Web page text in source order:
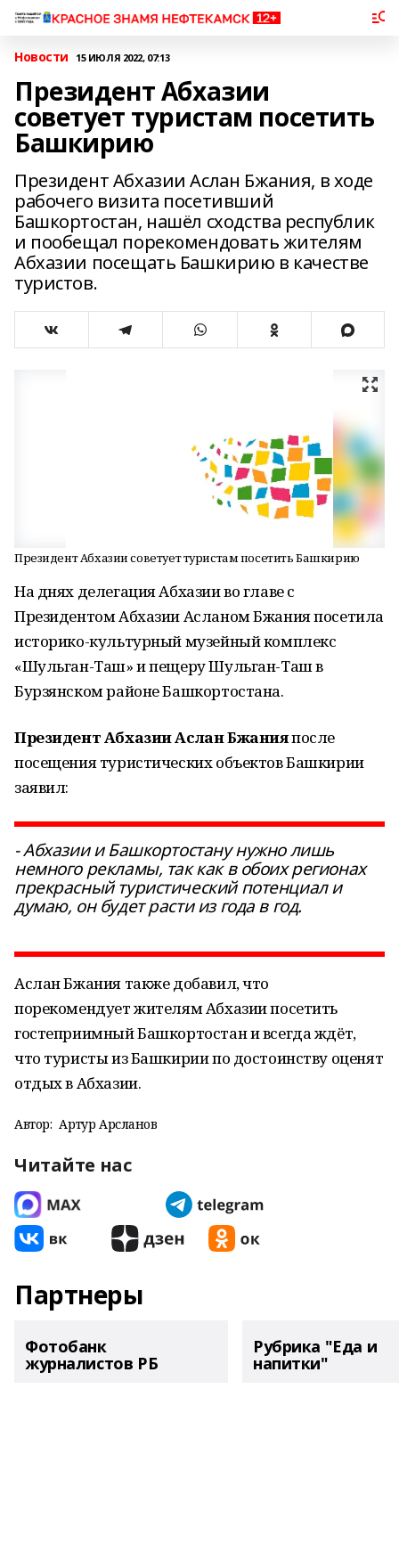
Новости 15 ИЮЛЯ 2022, 07:13
Президент Абхазии
советует туристам посетить
Башкирию
Президент Абхазии Аслан Бжания, в ходе
рабочего визита посетивший
Башкортостан, нашёл сходства республик
и пообещал порекомендовать жителям
Абхазии посещать Башкирию в качестве
туристов.
Президент Абхазии советует туристам посетить Башкирию
На днях делегация Абхазии во главе с
Президентом Абхазии Асланом Бжания посетила
историко-культурный музейный комплекс
«Шульган-Таш» и пещеру Шульган-Таш в
Бурзянском районе Башкортостана.
Президент Абхазии Аслан Бжанияпосле
посещения туристических объектов Башкирии
заявил:
- Абхазии и Башкортостану нужно лишь
немного рекламы, так как в обоих регионах
прекрасный туристический потенциал и
думаю, он будет расти из года в год.
Аслан Бжания также добавил, что
порекомендует жителям Абхазии посетить
гостеприимный Башкортостан и всегда ждёт,
что туристы из Башкирии по достоинству оценят
отдых в Абхазии.
Автор: Артур Арсланов
Читайте нас
Партнеры
Фотобанк
журналистов РБ
Рубрика "Еда и
напитки"